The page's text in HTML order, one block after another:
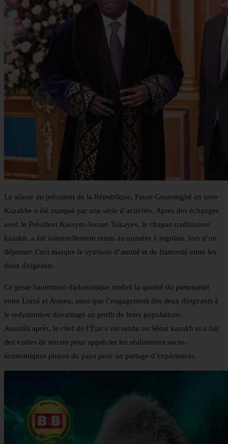
Le séjour du président de la République, Faure Gnassingbé en terre
Kazakhe a été marqué par une série d’activités. Après des échanges
avec le Président Kassym-Jomart Tokayev, le chapan traditionnel
kazakh, a été solennellement remis au numéro 1 togolais, lors d’un
déjeuner. Ceci marque le symbole d’amitié et de fraternité entre les
deux dirigeants.
Ce geste hautement diplomatique traduit la qualité du partenariat
entre Lomé et Astana, ainsi que l’engagement des deux dirigeants à
le redynamiser davantage au profit de leurs populations.
Aussitôt après, le chef de l’État s’est rendu au Sénat kazakh et a fait
des visites de terrain pour apprécier les réalisations socio-
économiques phares du pays pour un partage d’expériences.